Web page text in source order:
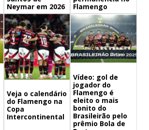
Neymar em 2026
Flamengo
Veja o calendário
do Flamengo na
Copa
Intercontinental
Vídeo: gol de
jogador do
Flamengo é
eleito o mais
bonito do
Brasileirão pelo
prêmio Bola de